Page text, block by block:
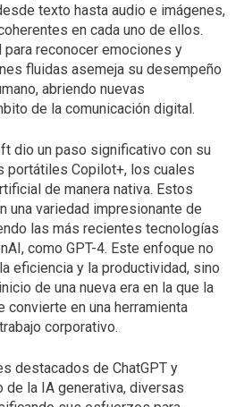
texto hasta audio e imágenes,
en cada uno de ellos.
para reconocer emociones y
fluidas asemeja su desempeño
abriendo nuevas
de la comunicación digital.
dio un paso significativo con su
portátiles Copilot+, los cuales
de manera nativa. Estos
una variedad impresionante de
las más recientes tecnologías
como GPT-4. Este enfoque no
eficiencia y la productividad, sino
de una nueva era en la que la
en una herramienta
corporativo.
destacados de ChatGPT y
la IA generativa, diversas